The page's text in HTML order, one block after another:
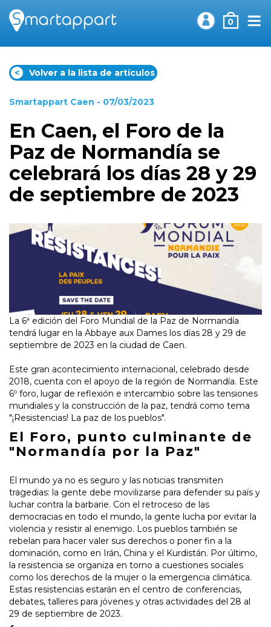
0
< Volver a la lista de artículos
Smartappart Caen - 07/03/2023
En Caen, el Foro de la
Paz de Normandía se
celebrará los días 28 y 29
de septiembre de 2023
La 6ª edición del Foro Mundial de la Paz de Normandía
tendrá lugar en la Abbaye aux Dames los días 28 y 29 de
septiembre de 2023 en la ciudad de Caen.
Este gran acontecimiento internacional, celebrado desde
2018, cuenta con el apoyo de la región de Normandía. Este
6º foro, lugar de reflexión e intercambio sobre las tensiones
mundiales y la construcción de la paz, tendrá como tema
"¡Resistencias! La paz de los pueblos".
El Foro, punto culminante de
"Normandía por la Paz"
El mundo ya no es seguro y las noticias transmiten
tragedias: la gente debe movilizarse para defender su país y
luchar contra la barbarie. Con el retroceso de las
democracias en todo el mundo, la gente lucha por evitar la
violencia y resistir al enemigo. Los pueblos también se
rebelan para hacer valer sus derechos o poner fin a la
dominación, como en Irán, China y el Kurdistán. Por último,
la resistencia se organiza en torno a cuestiones sociales
como los derechos de la mujer o la emergencia climática.
Estas resistencias estarán en el centro de conferencias,
debates, talleres para jóvenes y otras actividades del 28 al
29 de septiembre de 2023.